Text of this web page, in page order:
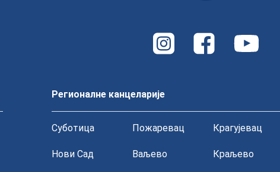
Регионалне канцеларије
Суботица
Нови Сад
Пожаревац
Ваљево
Крагујевац
Краљево